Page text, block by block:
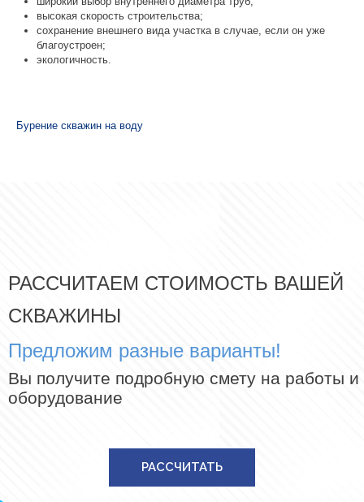
высокая скорость строительства;
сохранение внешнего вида участка в случае, если он уже
благоустроен;
экологичность.
Бурение скважин на воду
РАССЧИТАЕМ СТОИМОСТЬ ВАШЕЙ
СКВАЖИНЫ
Предложим разные варианты!
Вы получите подробную смету на работы и
оборудование
РАССЧИТАТЬ